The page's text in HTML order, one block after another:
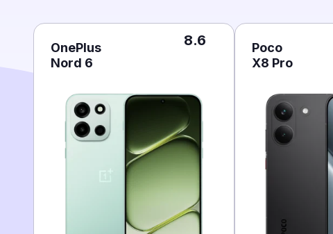
OnePlus
Nord 6
8.6
Poco
X8 Pro